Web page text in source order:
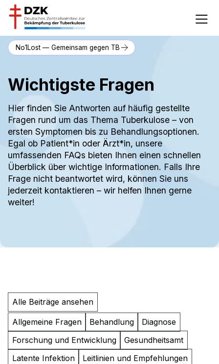
No1Lost — Gemeinsam gegen TB
Wichtigste Fragen
Hier finden Sie Antworten auf häufig gestellte
Fragen rund um das Thema Tuberkulose – von
ersten Symptomen bis zu Behandlungsoptionen.
Egal ob Patient*in oder Ärzt*in, unsere
umfassenden FAQs bieten Ihnen einen schnellen
Überblick über wichtige Informationen. Falls Ihre
Frage nicht beantwortet wird, können Sie uns
jederzeit kontaktieren – wir helfen Ihnen gerne
weiter!
Alle Beiträge ansehen
Allgemeine Fragen Behandlung
Diagnose
Forschung und Entwicklung
Gesundheitsamt
Latente Infektion
Leitlinien und Empfehlungen